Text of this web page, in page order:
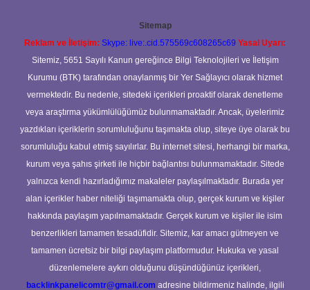
Sitemap
Reklam ve İletişim: Skype: live:.cid.575569c608265c69 Yasal Uyarı:
Sitemiz, 5651 Sayılı Kanun gereğince Bilgi Teknolojileri ve İletişim
Kurumu (BTK) tarafından onaylanmış bir Yer Sağlayıcı olarak hizmet
vermektedir. Bu nedenle, sitedeki içerikleri proaktif olarak denetleme
veya araştırma yükümlülüğümüz bulunmamaktadır. Ancak, üyelerimiz
yazdıkları içeriklerin sorumluluğunu taşımakta olup, siteye üye olarak bu
sorumluluğu kabul etmiş sayılırlar. Bu internet sitesi, herhangi bir marka,
kurum veya şahıs şirketi ile hiçbir bağlantısı bulunmamaktadır. Sitede
yalnızca kendi hazırladığımız makaleler paylaşılmaktadır. Burada yer
alan içerikler haber niteliği taşımamakta olup, gerçek kurum ve kişiler
hakkında paylaşım yapılmamaktadır. Gerçek kurum ve kişiler ile isim
benzerlikleri tamamen tesadüfidir. Sitemiz, kar amacı gütmeyen ve
tamamen ücretsiz bir bilgi paylaşım platformudur. Hukuka ve yasal
düzenlemelere aykırı olduğunu düşündüğünüz içerikleri,
backlinkpanelicomtr@gmail.com adresine bildirmeniz halinde, ilgili